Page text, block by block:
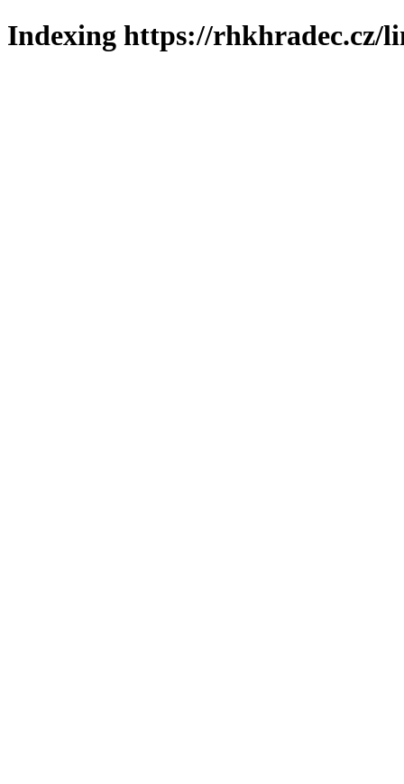
Indexing https://rhkhradec.cz/